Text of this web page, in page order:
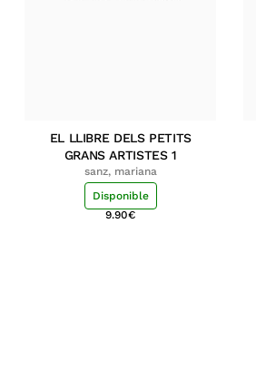
EL LLIBRE DELS PETITS
GRANS ARTISTES 1
sanz, mariana
Disponible
9.90€